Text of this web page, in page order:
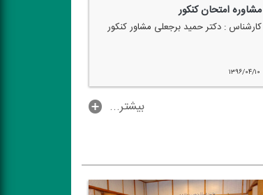
مشاوره امتحان كنكور
كارشناس : دكتر حمید برجعلی مشاور كنكور
۱۳۹۶/۰۴/۱۰
...بیشتر